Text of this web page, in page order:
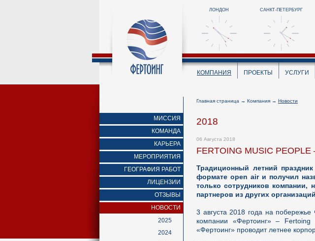
ЛОНДОН САНКТ-ПЕТЕРБУРГ
КОМПАНИЯ ПРОЕКТЫ УСЛУГИ
МИССИЯ
КОМАНДА
КАРЬЕРА
МЕРОПРИЯТИЯ
ГЕОГРАФИЯ РАБОТ
ЛИЦЕНЗИИ
ОТЗЫВЫ
НОВОСТИ
2025
2024
Главная страница → Компания → Новости
2018
06 Августа 2018
FERTOING MUSIC
Традиционный летний
формате open air и получил
только сотрудников компании,
партнеров из других
3 августа 2018 года на побережье
компании «Фертоинг» –
«Фертоинг» проводит летнее